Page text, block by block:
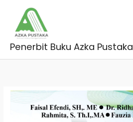
content
Penerbit Buku Azka Pustaka